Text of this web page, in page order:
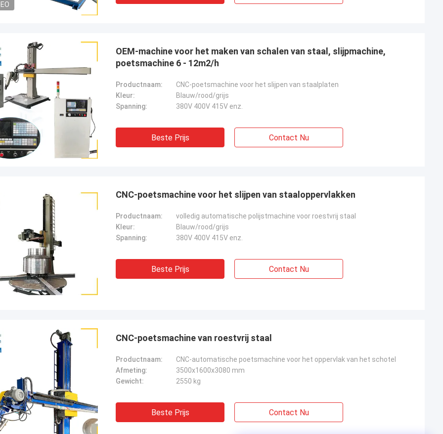
OEM-machine voor het maken van schalen van staal, slijpmachine,
poetsmachine 6 - 12m2/h
Productnaam:
CNC-poetsmachine voor het slijpen van staalplaten
Kleur:
Blauw/rood/grijs
Spanning:
380V 400V 415V enz.
Beste Prijs Contact Nu
CNC-poetsmachine voor het slijpen van staaloppervlakken
Productnaam:
volledig automatische polijstmachine voor roestvrij staal
Kleur:
Blauw/rood/grijs
Spanning:
380V 400V 415V enz.
Beste Prijs Contact Nu
CNC-poetsmachine van roestvrij staal
Productnaam:
CNC-automatische poetsmachine voor het oppervlak van het schotel
Afmeting:
3500x1600x3080 mm
Gewicht:
2550 kg
Beste Prijs Contact Nu